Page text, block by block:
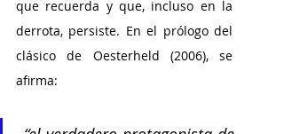
que recuerda y que, incluso en la
derrota, persiste. En el prólogo del
clásico de Oesterheld (2006), se
afirma: